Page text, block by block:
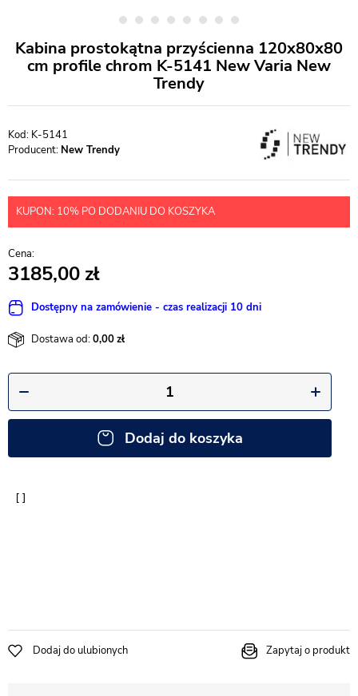
Kabina prostokątna przyścienna 120x80x80
cm profile chrom K-5141 New Varia New
Trendy
K-5141
Producent: New Trendy
KUPON: 10% PO DODANIU DO KOSZYKA
3185,00
Dostępny na zamówienie - czas realizacji 10 dni
Dostawa od:0,00
Dodaj do koszyka
Dodaj do ulubionych Zapytaj o produkt